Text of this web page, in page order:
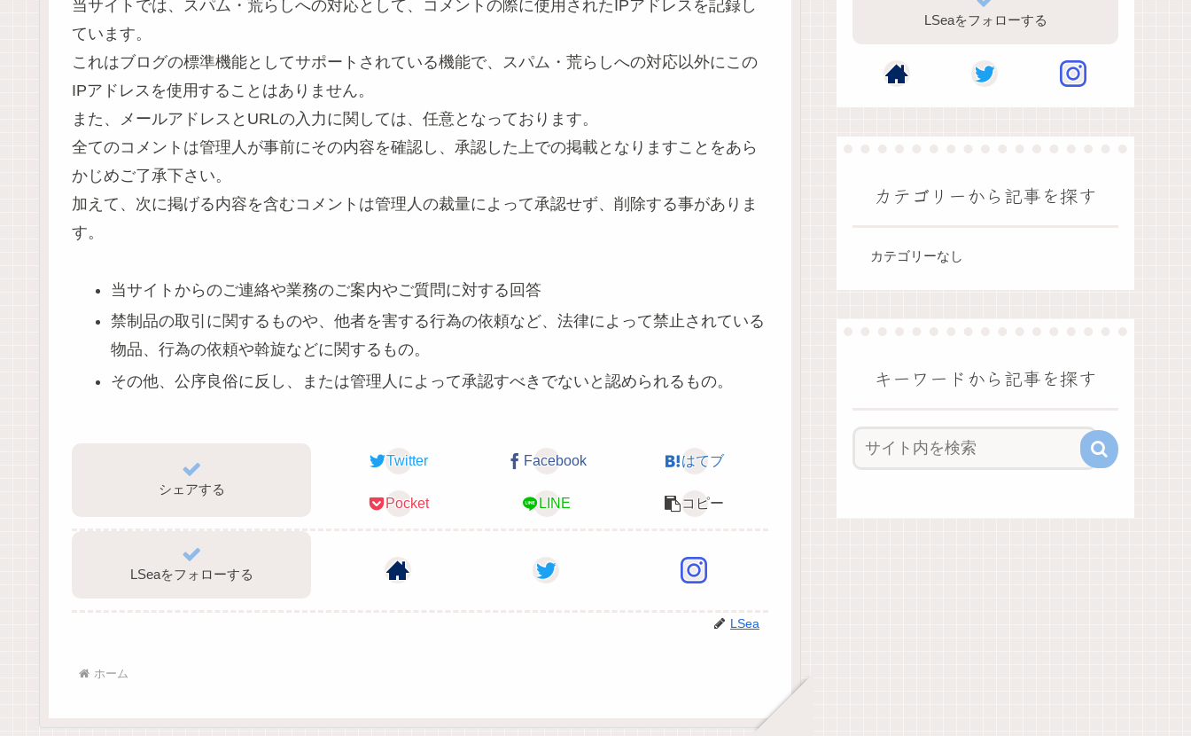
当サイトでは、スパム・荒らしへの対応として、コメントの際に使用されたIPアドレスを記録し
ています。
これはブログの標準機能としてサポートされている機能で、スパム・荒らしへの対応以外にこの
IPアドレスを使用することはありません。
また、メールアドレスとURLの入力に関しては、任意となっております。
全てのコメントは管理人が事前にその内容を確認し、承認した上での掲載となりますことをあら
かじめご了承下さい。
加えて、次に掲げる内容を含むコメントは管理人の裁量によって承認せず、削除する事がありま
す。
当サイトからのご連絡や業務のご案内やご質問に対する回答
禁制品の取引に関するものや、他者を害する行為の依頼など、法律によって禁止されている
物品、行為の依頼や斡旋などに関するもの。
その他、公序良俗に反し、または管理人によって承認すべきでないと認められるもの。
シェアする
Twitter Facebook はてブ
Pocket LINE コピー
LSeaをフォローする
LSea
ホーム
LSeaをフォローする
カテゴリーから記事を探す
カテゴリーなし
キーワードから記事を探す